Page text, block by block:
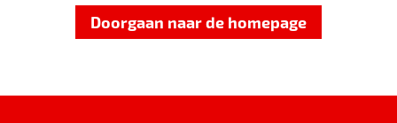
Doorgaan naar de homepage